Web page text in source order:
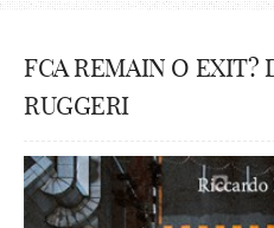
FCA REMAIN O EXIT?
RUGGERI